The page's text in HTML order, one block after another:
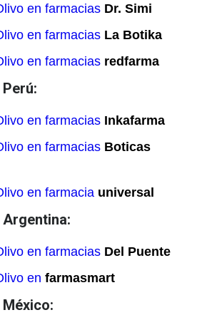
en farmacias Dr. Simi
en farmacias La Botika
en farmacias redfarma
en farmacias Inkafarma
en farmacias Boticas
en farmacia universal
en farmacias Del Puente
enfarmasmart